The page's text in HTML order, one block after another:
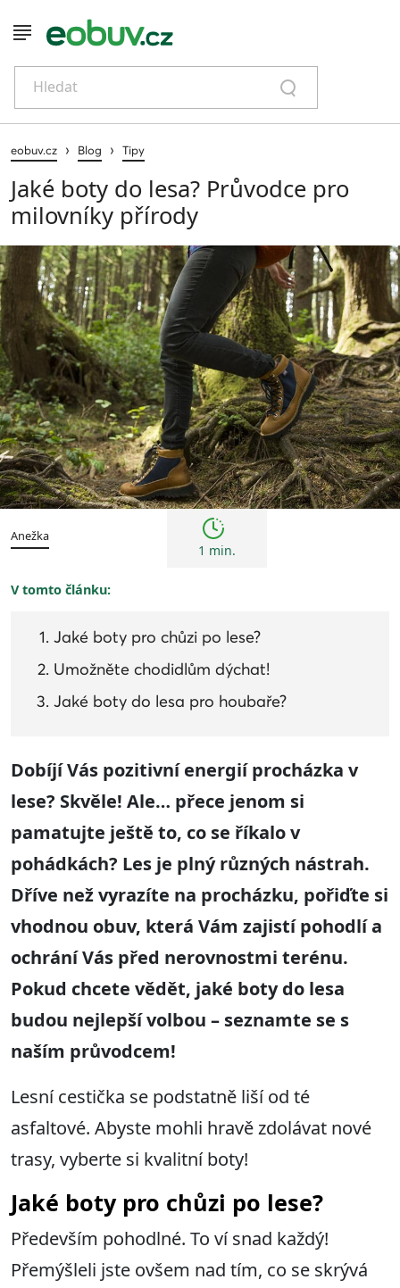
Hledat
eobuv.cz › Blog › Tipy
Jaké boty do lesa? Průvodce pro
milovníky přírody
Tipy
Anežka
1 min.
V tomto článku:
Jaké boty pro chůzi po lese?
Umožněte chodidlům dýchat!
Jaké boty do lesa pro houbaře?
Dobíjí Vás pozitivní energií procházka v
lese? Skvěle! Ale… přece jenom si
pamatujte ještě to, co se říkalo v
pohádkách? Les je plný různých nástrah.
Dříve než vyrazíte na procházku, pořiďte si
vhodnou obuv, která Vám zajistí pohodlí a
ochrání Vás před nerovnostmi terénu.
Pokud chcete vědět, jaké boty do lesa
budou nejlepší volbou – seznamte se s
naším průvodcem!
Lesní cestička se podstatně liší od té
asfaltové. Abyste mohli hravě zdolávat nové
trasy, vyberte si kvalitní boty!
Jaké boty pro chůzi po lese?
Především pohodlné. To ví snad každý!
Přemýšleli jste ovšem nad tím, co se skrývá